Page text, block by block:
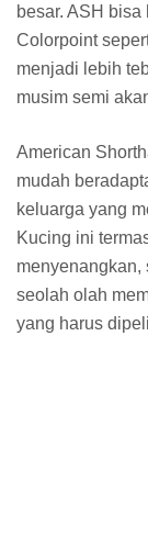
besar. ASH
Colorpoint
menjadi lebih
musim semi
American
mudah
keluarga yang
Kucing ini
menyenangkan,
seolah olah
yang harus